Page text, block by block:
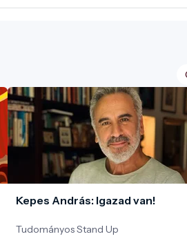
Kepes András: Igazad van!
Tudományos Stand Up